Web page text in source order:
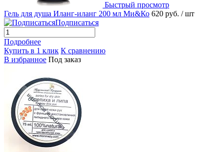
Быстрый просмотр
Гель для душа Иланг-иланг 200 мл Ми&Ко 620 руб. / шт
Подписаться
Подробнее
Купить в 1 клик К сравнению
В избранное Под заказ